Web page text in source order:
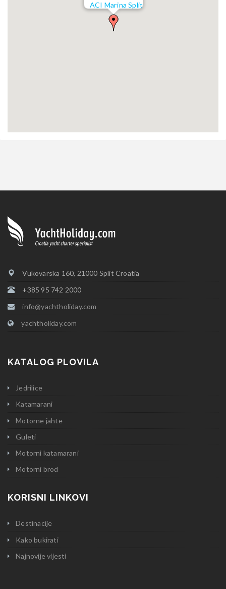
ACI Marina Split
Vukovarska 160, 21000 Split Croatia
+385 95 742 2000
info@yachtholiday.com
yachtholiday.com
KATALOG PLOVILA
Jedrilice
Katamarani
Motorne jahte
Guleti
Motorni katamarani
Motorni brod
KORISNI LINKOVI
Destinacije
Kako bukirati
Najnovije vijesti